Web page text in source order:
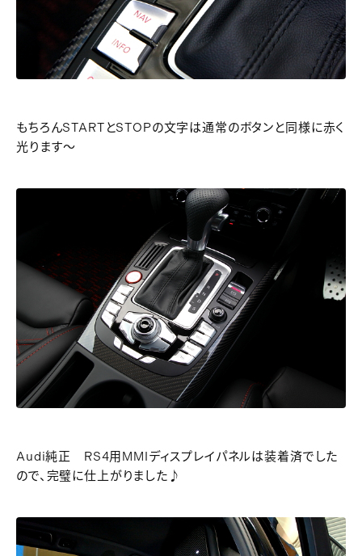
もちろんSTARTとSTOPの文字は通常のボタンと同様に赤く
光ります～
Audi純正 RS4用MMIディスプレイパネルは装着済でした
ので、完璧に仕上がりました♪